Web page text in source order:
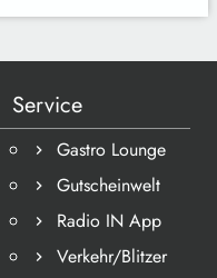
Service
Gastro Lounge
Gutscheinwelt
Radio IN App
Verkehr/Blitzer